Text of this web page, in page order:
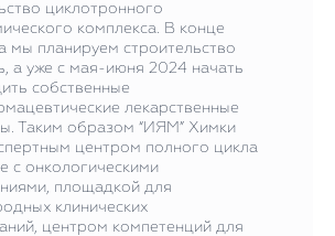
циклотронного
комплекса. В конце
мы планируем строительство
а уже с мая-июня 2024 начать
собственные
лекарственные
Таким образом “ИЯМ” Химки
центром полного цикла
с онкологическими
площадкой для
клинических
центром компетенций для